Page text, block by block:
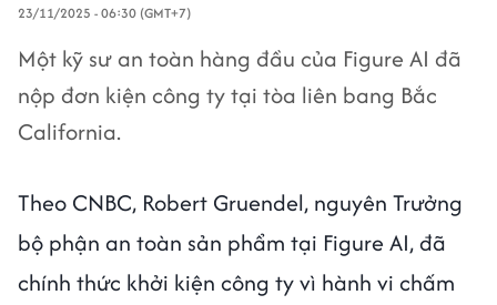
23/11/2025 - 06:30 (GMT+7)
Một kỹ sư an toàn hàng đầu của Figure AI đã
nộp đơn kiện công ty tại tòa liên bang Bắc
California.
Theo CNBC, Robert Gruendel, nguyên Trưởng
bộ phận an toàn sản phẩm tại Figure AI, đã
chính thức khởi kiện công ty vì hành vi chấm